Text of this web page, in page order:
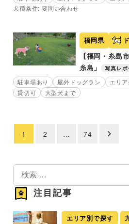
犬種条件: 要問い合わせ
福岡県
【福岡・糸島
糸島」
写真レポ
駐車場あり 屋外ドッグラン エリ
貸切可
大型犬まで
投
の
ペ
ー
ジ
1 2 … 74
検
索
注目記事
エリア別で探す